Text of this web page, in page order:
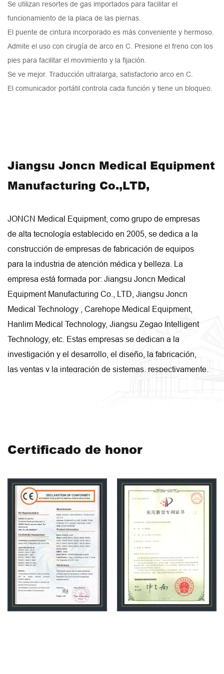
Se utilizan resortes de gas importados para facilitar el
funcionamiento de la placa de las piernas.
El puente de cintura incorporado es más conveniente y hermoso.
Admite el uso con cirugía de arco en C. Presione el freno con los
pies para facilitar el movimiento y la fijación.
Se ve mejor. Traducción ultralarga, satisfactorio arco en C.
El comunicador portátil controla cada función y tiene un bloqueo.
Jiangsu Joncn Medical Equipment
Manufacturing Co.,LTD,
JONCN Medical Equipment, como grupo de empresas
de alta tecnología establecido en 2005, se dedica a la
construcción de empresas de fabricación de equipos
para la industria de atención médica y belleza. La
empresa está formada por: Jiangsu Joncn Medical
Equipment Manufacturing Co., LTD, Jiangsu Joncn
Medical Technology , Carehope Medical Equipment,
Hanlim Medical Technology, Jiangsu Zegao Intelligent
Technology, etc. Estas empresas se dedican a la
investigación y el desarrollo, el diseño, la fabricación,
las ventas y la integración de sistemas, respectivamente.
cuidado médico y de la salud, el botiquín de belleza
de la salud se exportan a más de 50 países y regiones, y
son ampliamente bienvenidos por el sector público,
privado y hospitales de inversión extranjera, residencias
de ancianos, salones de belleza. Carehope como
empresa de fabricación de alta tecnología
está especializada en investigación y desarrollo de
carros médicos, la empresa se adhiere a la innovación
independiente, utiliza nueva tecnología y nuevos
materiales para mejorar la eficiencia de la producción, el
Certificado de honor